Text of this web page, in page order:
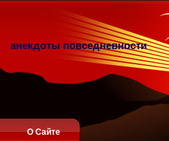
анекдоты повседневности
О Сайте